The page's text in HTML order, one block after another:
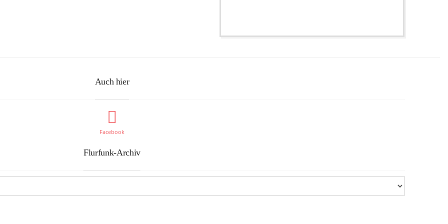
Auch hier
Facebook
Flurfunk-Archiv